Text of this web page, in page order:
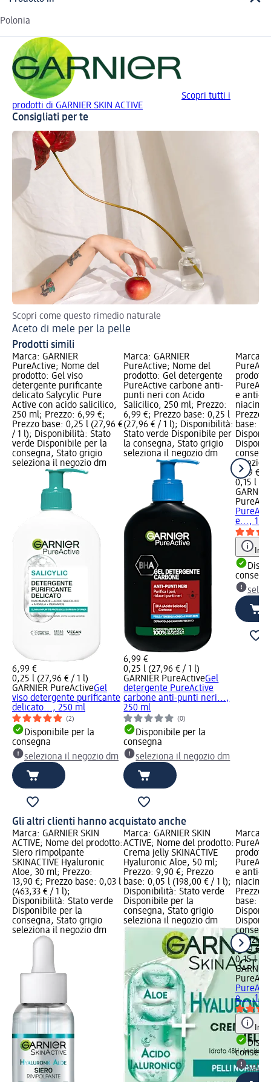
Polonia
Scopri tutti i
prodotti di GARNIER SKIN ACTIVE
Consigliati per te
Scopri come questo rimedio naturale
Aceto di mele per la pelle
Prodotti simili
Marca: GARNIER
PureActive; Nome del
prodotto: Gel viso
detergente purificante
delicato Salycylic Pure
Active con acido salicilico,
250 ml; Prezzo: 6,99 €;
Prezzo base: 0,25 l (27,96 €
/ 1 l); Disponibilità: Stato
verde Disponibile per la
consegna, Stato grigio
seleziona il negozio dm
6,99 €
0,25 l (27,96 € / 1 l)
GARNIER PureActiveGel
viso detergente purificante
delicato..., 250 ml
(2)
Disponibile per la
consegna
seleziona il negozio dm
Marca: GARNIER
PureActive; Nome del
prodotto: Gel detergente
PureActive carbone anti-
punti neri con Acido
Salicilico, 250 ml; Prezzo:
6,99 €; Prezzo base: 0,25 l
(27,96 € / 1 l); Disponibilità:
Stato verde Disponibile per
la consegna, Stato grigio
seleziona il negozio dm
6,99 €
0,25 l (27,96 € / 1 l)
GARNIER PureActiveGel
detergente PureActive
carbone anti-punti neri...,
250 ml
(0)
Disponibile per la
consegna
seleziona il negozio dm
Marca:
e anti-
Prezzo:
base:
4,99 €
0,15 l
GARNIER
e..., 150
Gli altri clienti hanno acquistato anche
Marca: GARNIER SKIN
ACTIVE; Nome del prodotto:
Siero rimpolpante
SKINACTIVE Hyaluronic
Aloe, 30 ml; Prezzo:
13,90 €; Prezzo base: 0,03 l
(463,33 € / 1 l);
Disponibilità: Stato verde
Disponibile per la
consegna, Stato grigio
seleziona il negozio dm
Marca: GARNIER SKIN
ACTIVE; Nome del prodotto:
Crema jelly SKINACTIVE
Hyaluronic Aloe, 50 ml;
Prezzo: 9,90 €; Prezzo
base: 0,05 l (198,00 € / 1 l);
Disponibilità: Stato verde
Disponibile per la
consegna, Stato grigio
seleziona il negozio dm
Marca:
e anti-
Prezzo:
base:
4,99 €
0,15 l
GARNIER
e..., 150